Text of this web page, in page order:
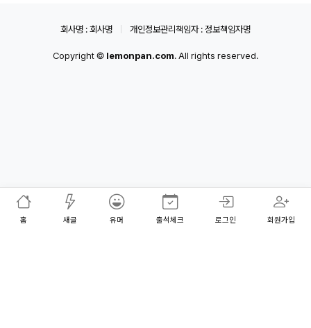
회사명 : 회사명 개인정보관리책임자 : 정보책임자명
Copyright © lemonpan.com. All rights reserved.
홈 새글 유머 출석체크 로그인 회원가입